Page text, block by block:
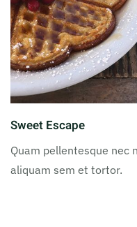
Sweet Escape
Quam pellentesque nec
aliquam sem et tortor.